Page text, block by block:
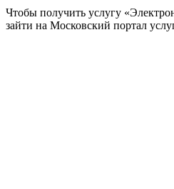
Чтобы получить услугу
зайти на Московский портал